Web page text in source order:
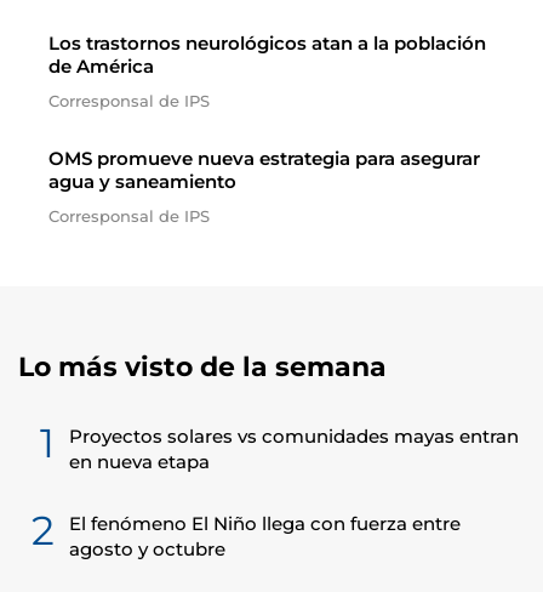
Los trastornos neurológicos atan a la población
de América
Corresponsal de IPS
OMS promueve nueva estrategia para asegurar
agua y saneamiento
Corresponsal de IPS
Lo más visto de la semana
1
Proyectos solares vs comunidades mayas entran
en nueva etapa
2
El fenómeno El Niño llega con fuerza entre
agosto y octubre